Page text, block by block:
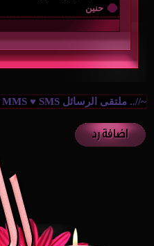
حنين
~//.. ملتقى الرسائل MMS ♥ SMS